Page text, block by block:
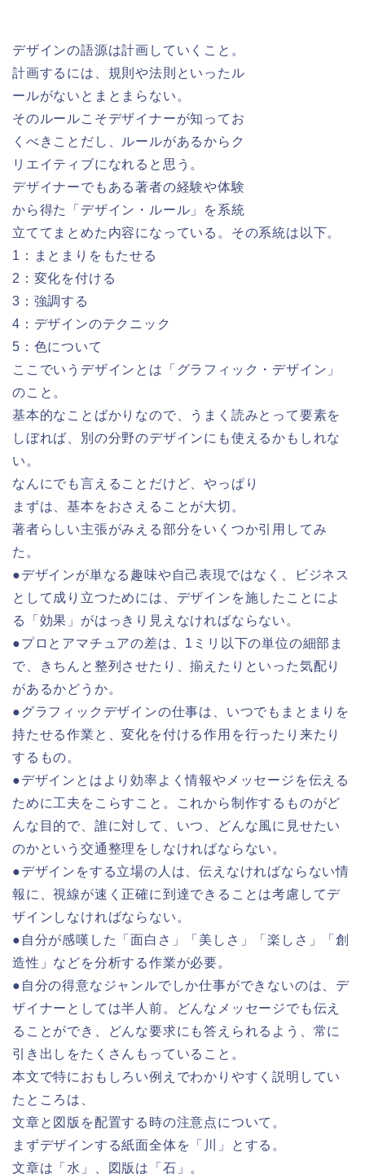
デザインの語源は計画していくこと。
計画するには、規則や法則といったル
ールがないとまとまらない。
そのルールこそデザイナーが知ってお
くべきことだし、ルールがあるからク
リエイティブになれると思う。
デザイナーでもある著者の経験や体験
から得た「デザイン・ルール」を系統
立ててまとめた内容になっている。その系統は以下。
1：まとまりをもたせる
2：変化を付ける
3：強調する
4：デザインのテクニック
5：色について
ここでいうデザインとは「グラフィック・デザイン」
のこと。
基本的なことばかりなので、うまく読みとって要素を
しぼれば、別の分野のデザインにも使えるかもしれな
い。
なんにでも言えることだけど、やっぱり
まずは、基本をおさえることが大切。
著者らしい主張がみえる部分をいくつか引用してみ
た。
●デザインが単なる趣味や自己表現ではなく、ビジネス
として成り立つためには、デザインを施したことによ
る「効果」がはっきり見えなければならない。
●プロとアマチュアの差は、1ミリ以下の単位の細部ま
で、きちんと整列させたり、揃えたりといった気配り
があるかどうか。
●グラフィックデザインの仕事は、いつでもまとまりを
持たせる作業と、変化を付ける作用を行ったり来たり
するもの。
●デザインとはより効率よく情報やメッセージを伝える
ために工夫をこらすこと。これから制作するものがど
んな目的で、誰に対して、いつ、どんな風に見せたい
のかという交通整理をしなければならない。
●デザインをする立場の人は、伝えなければならない情
報に、視線が速く正確に到達できることは考慮してデ
ザインしなければならない。
●自分が感嘆した「面白さ」「美しさ」「楽しさ」「創
造性」などを分析する作業が必要。
●自分の得意なジャンルでしか仕事ができないのは、デ
ザイナーとしては半人前。どんなメッセージでも伝え
ることができ、どんな要求にも答えられるよう、常に
引き出しをたくさんもっていること。
本文で特におもしろい例えでわかりやすく説明してい
たところは、
文章と図版を配置する時の注意点について。
まずデザインする紙面全体を「川」とする。
文章は「水」、図版は「石」。